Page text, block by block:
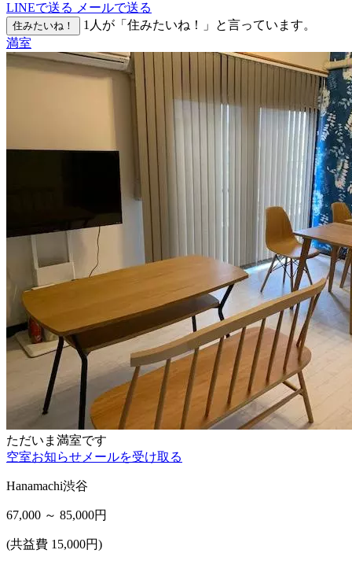
LINEで送る メールで送る
住みたいね！ 1 人が「住みたいね！」と言っています。
満室
ただいま満室です
空室お知らせメールを受け取る
Hanamachi渋谷
67,000 ～ 85,000円
(共益費 15,000円)